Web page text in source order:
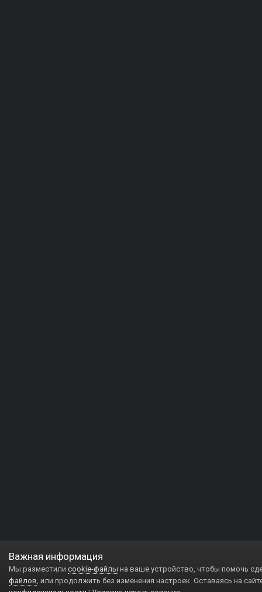
Важная информация
Мы разместили cookie-файлы на ваше устройство, чтобы помочь
файлов, или продолжить без изменения настроек. Оставаясь на